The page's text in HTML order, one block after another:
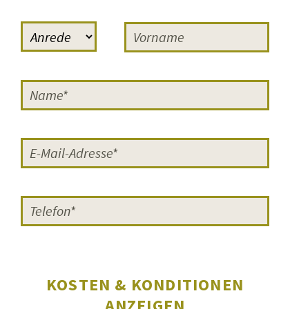
Regisseurin Cornelia Grünberg,
die häufig bei FILMERNST zu Gast
Moderator Sven-Ole Knuth. Er hat
die Schüler und Schülerinnen sehr
künstlerischer Dokumentarfilm als
auch in die Problematik der Teen-
Moms. Ich muss sagen, dass dasdie
besten Moderationen
ich auf meiner Reise mit ›Vierzehn‹
Zum anderen derRegisseur Bernd
KOSTEN & KONDITIONEN